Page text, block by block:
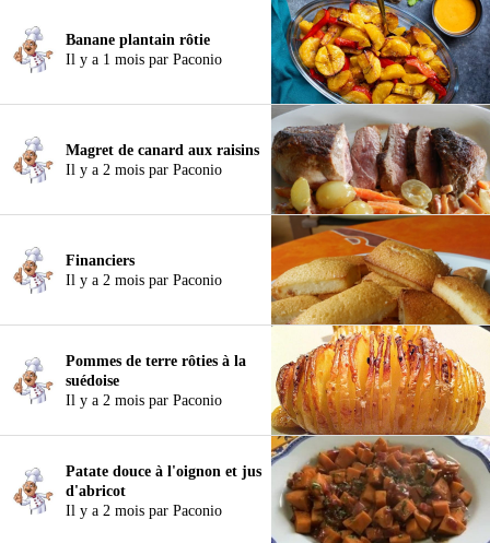
Banane plantain rôtie
Il y a 1 mois par Paconio
Magret de canard aux raisins
Il y a 2 mois par Paconio
Financiers
Il y a 2 mois par Paconio
Pommes de terre rôties à la
suédoise
Il y a 2 mois par Paconio
Patate douce à l'oignon et jus
d'abricot
Il y a 2 mois par Paconio